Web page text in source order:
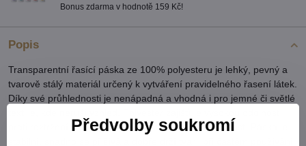
Bonus zdarma v hodnotě 159 Kč!
Popis
Transparentní řasící páska ze 100% polyesteru je lehký, pevný a
tvarově stálý materiál určený k vytváření pravidelného řasení látek.
Díky své průhlednosti je nenápadná a vhodná i pro jemné či světlé
proti roztržení, minimální srážlivost a dlouhou životnost. Páska je
Předvolby soukromí